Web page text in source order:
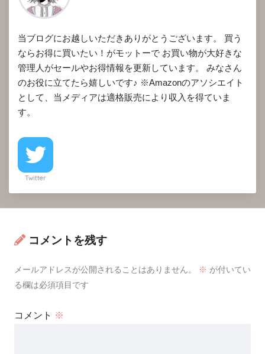
当ブログにお越しいただきありがとうございます。 買う
ならお得に買いたい！がモットーで お買い物が大好きな
管理人がセールやお得情報を更新しています。 みなさん
のお役に立てたら嬉しいです♪ ※Amazonのアソシエイト
として、当メディアは適格販売により収入を得ていま
す。
Twitter
コメントを残す
メールアドレスが公開されることはありません。 ※ が付いてい
る欄は必須項目です
コメント ※